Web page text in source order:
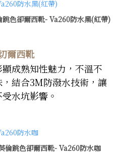
色卻爾西靴- Va260防水黑(紅帶)
爾西靴
成熟知性魅力，不溫不
結合3M防潑水技術，讓
水坑影響。
跳色卻爾西靴- Va260防水咖